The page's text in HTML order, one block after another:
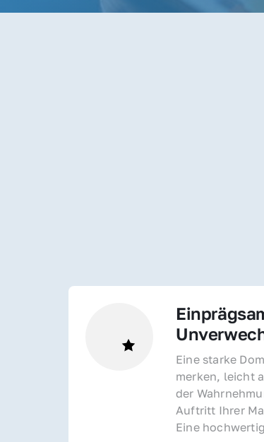
Eine starke
merken, leicht
der
Auftritt Ihrer
Eine